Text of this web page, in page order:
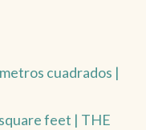
cuadrados |
feet | THE